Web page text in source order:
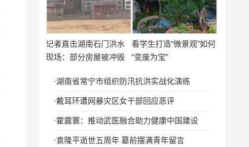
记者直击湖南石门洪水
现场：部分房屋被冲毁
看学生打造“微景观”如何
“变废为宝”
湖南省常宁市组织防汛抗洪实战化演练
戴耳环遭网暴灾区女干部回应恶评
霍震寰：推动武医融合助力健康中国建设
袁隆平逝世五周年 墓前摆满青年留言